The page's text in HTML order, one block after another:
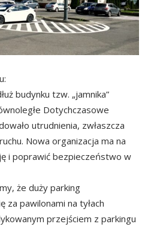
budynku tzw. „jamnika”
Dotychczasowe
utrudnienia, zwłaszcza
Nowa organizacja ma na
i poprawić bezpieczeństwo w
że duży parking
za pawilonami na tyłach
przejściem z parkingu